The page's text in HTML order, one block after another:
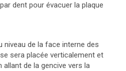
dent pour évacuer la plaque
niveau de la face interne des
sera placée verticalement et
de la gencive vers la